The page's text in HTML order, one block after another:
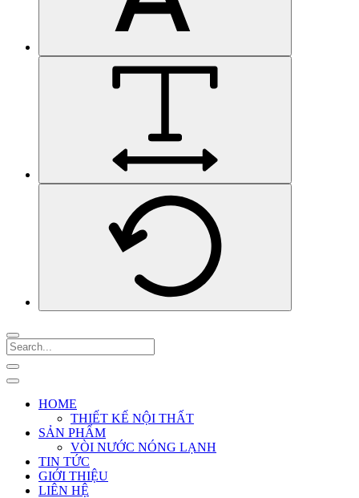
HOME
THIẾT KẾ NỘI THẤT
SẢN PHẨM
VÒI NƯỚC NÓNG LẠNH
TIN TỨC
GIỚI THIỆU
LIÊN HỆ